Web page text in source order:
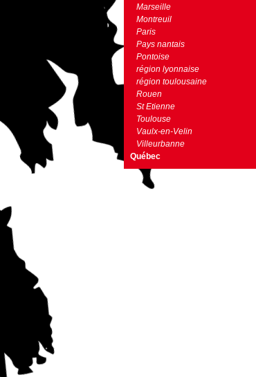
Marseille
Montreuil
Paris
Pays nantais
Pontoise
région lyonnaise
région toulousaine
Rouen
St Etienne
Toulouse
Vaulx-en-Velin
Villeurbanne
Québec